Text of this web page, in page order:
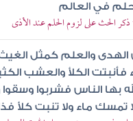
في العالم
الحث على لزوم الحلم عند الأذى
الهدى والعلم كمثل الغيث
فأنبتت الكلأ والعشب
بها الناس فشربوا
تمسك ماء ولا تنبت كلأ